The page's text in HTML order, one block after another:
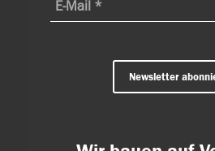
Newsletter